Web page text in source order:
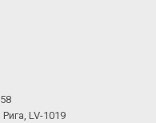
LV-1019